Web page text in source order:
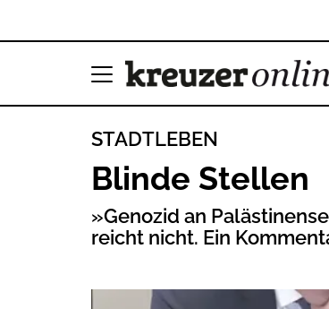
STADTLEBEN
Blinde Stellen
»Genozid an
reicht nicht. Ein